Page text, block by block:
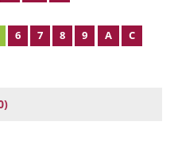
6 7 8 9 A
C